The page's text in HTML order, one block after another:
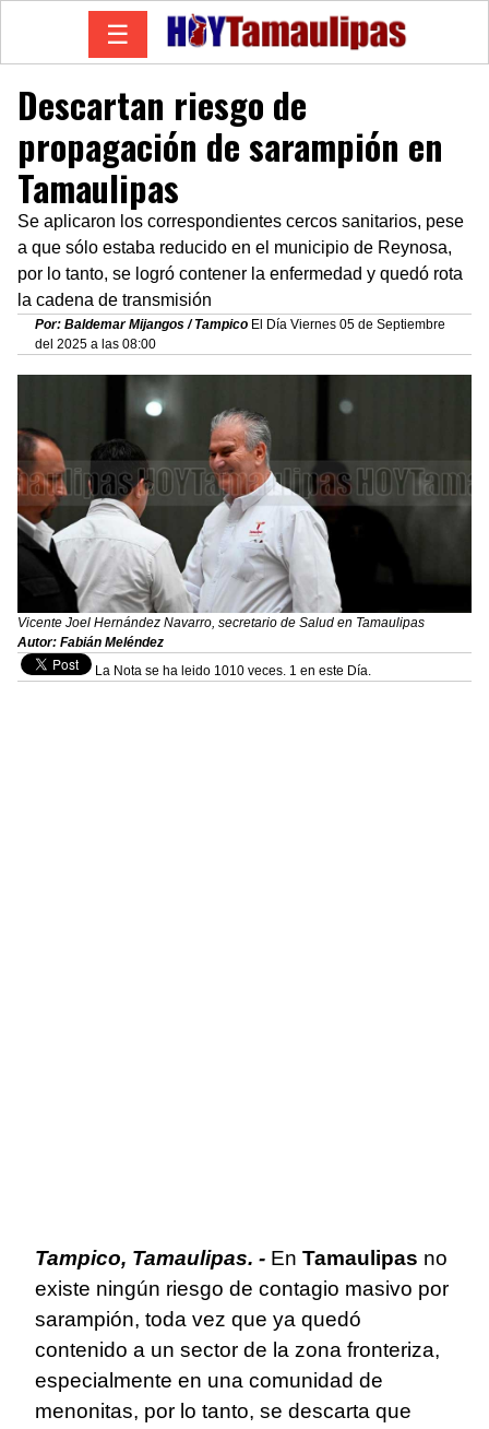
☰
Descartan riesgo de
propagación de sarampión en
Tamaulipas
Se aplicaron los correspondientes cercos sanitarios, pese
a que sólo estaba reducido en el municipio de Reynosa,
por lo tanto, se logró contener la enfermedad y quedó rota
la cadena de transmisión
Por: Baldemar Mijangos / Tampico El Día Viernes 05 de Septiembre
del 2025 a las 08:00
Vicente Joel Hernández Navarro, secretario de Salud en Tamaulipas
Autor: Fabián Meléndez
La Nota se ha leido 1010 veces. 1 en este Día.
Tampico, Tamaulipas. - En Tamaulipas no
existe ningún riesgo de contagio masivo por
sarampión, toda vez que ya quedó
contenido a un sector de la zona fronteriza,
especialmente en una comunidad de
menonitas, por lo tanto, se descarta que